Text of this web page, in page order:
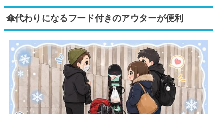
傘代わりになるフード付きのアウターが便利